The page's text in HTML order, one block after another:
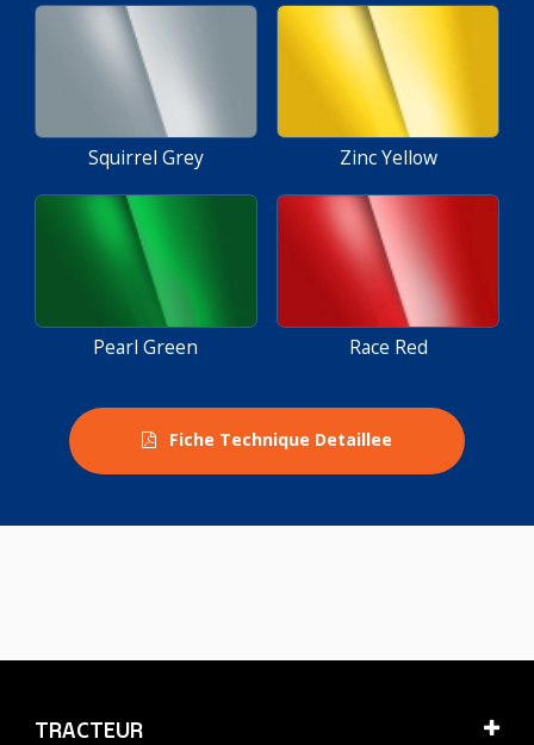
Squirrel Grey Zinc Yellow
Pearl Green Race Red
Fiche Technique Detaillee
TRACTEUR